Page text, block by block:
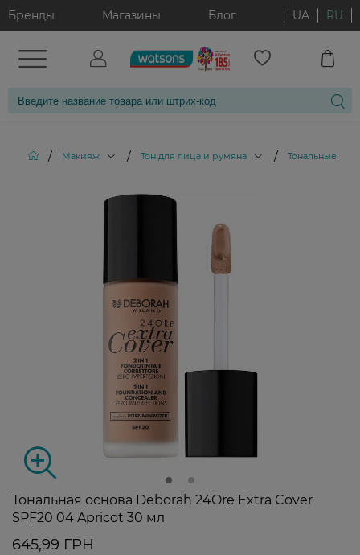
Бренды Магазины Блог UA RU
/ Макияж / Тон для лица и румяна / Тональные
Тональная основа Deborah 24Ore Extra Cover
SPF20 04 Apricot 30 мл
645,99 ГРН